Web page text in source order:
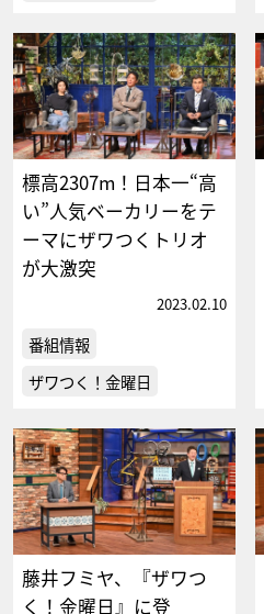
標高2307m！日本一“高
い”人気ベーカリーをテ
ーマにザワつくトリオ
が大激突
2023.02.10
番組情報
ザワつく！金曜日
藤井フミヤ、『ザワつ
く！金曜日』に登